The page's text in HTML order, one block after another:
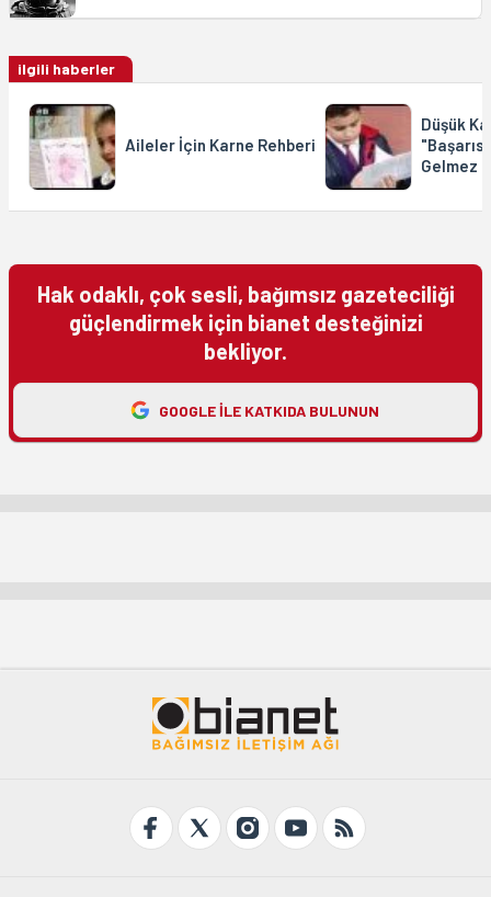
ilgili haberler
Aileler İçin Karne Rehberi
Düşük
Gelmez
Hak odaklı, çok sesli, bağımsız gazeteciliği
güçlendirmek için bianet desteğinizi
bekliyor.
GOOGLE ILE KATKIDA BULUNUN